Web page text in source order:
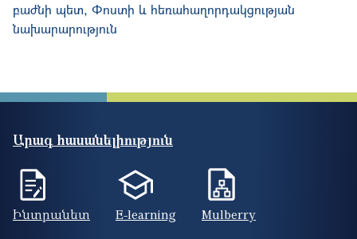
բաժնի պետ, Փոստի և հեռահաղորդակցության
նախարարություն
Արագ հասանելիություն
Ինտրանետ E-learning Mulberry